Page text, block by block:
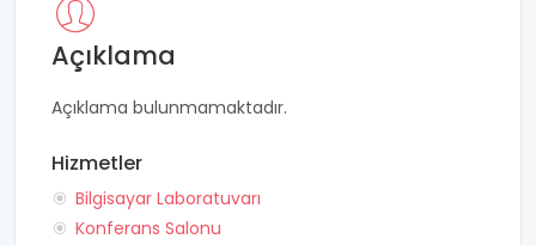
Açıklama
Açıklama bulunmamaktadır.
Hizmetler
Bilgisayar Laboratuvarı
Konferans Salonu